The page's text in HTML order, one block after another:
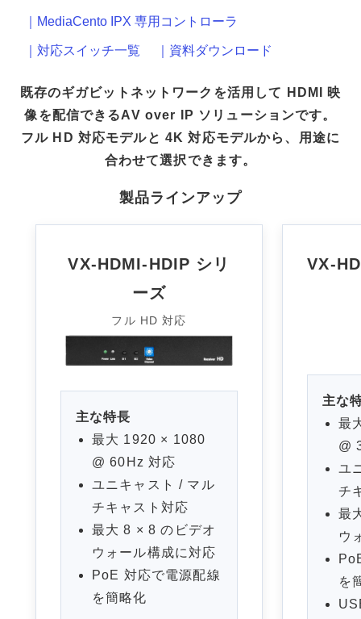
｜MediaCento IPX 専用コントローラ
｜対応スイッチ一覧 ｜資料ダウンロード
既存のギガビットネットワークを活用して HDMI 映
像を配信できるAV over IP ソリューションです。
フル HD 対応モデルと 4K 対応モデルから、用途に
合わせて選択できます。
製品ラインアップ
VX-HDMI-HDIP シリ
ーズ
フル HD 対応
主な特長
最大 1920 × 1080
@ 60Hz 対応
ユニキャスト / マル
チキャスト対応
最大 8 × 8 のビデオ
ウォール構成に対応
PoE 対応で電源配線
を簡略化
VX-
主な
最
@
ユ
チ
最
ウ
を